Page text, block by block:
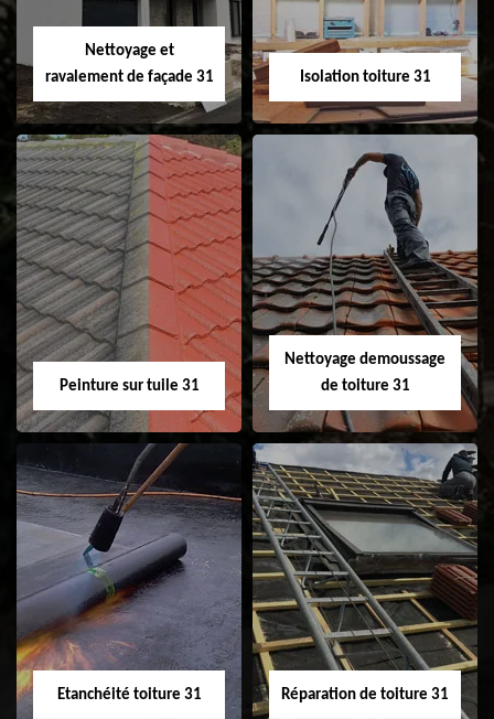
Velux 31
Nettoyage et
ravalement de façade 31
Nettoyage et
ravalement de
façade 31
Isolation toiture 31
Isolation toiture 31
Peinture sur tuile 31
Peinture sur tuile
31
Nettoyage demoussage
de toiture 31
Nettoyage
demoussage de
toiture 31
Etanchéité toiture 31 Réparation de toiture 31